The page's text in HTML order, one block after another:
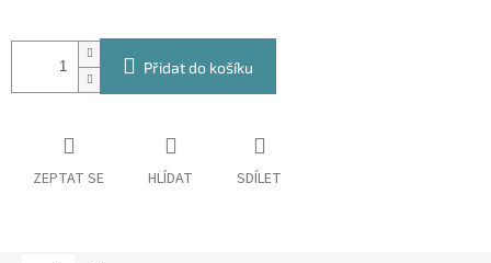
Přidat do košíku
ZEPTAT SE HLÍDAT SDÍLET